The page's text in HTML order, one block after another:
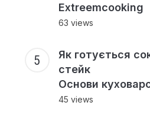
Extreemcooking
63 views
Як готується
стейк
Основи
45 views